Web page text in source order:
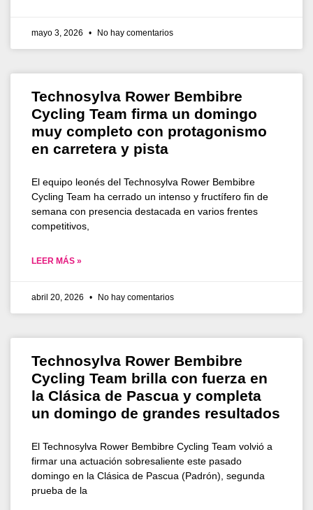
mayo 3, 2026 No hay comentarios
Technosylva Rower Bembibre
Cycling Team firma un domingo
muy completo con protagonismo
en carretera y pista
El equipo leonés del Technosylva Rower Bembibre
Cycling Team ha cerrado un intenso y fructífero fin de
semana con presencia destacada en varios frentes
competitivos,
LEER MÁS »
abril 20, 2026 No hay comentarios
Technosylva Rower Bembibre
Cycling Team brilla con fuerza en
la Clásica de Pascua y completa
un domingo de grandes resultados
El Technosylva Rower Bembibre Cycling Team volvió a
firmar una actuación sobresaliente este pasado
domingo en la Clásica de Pascua (Padrón), segunda
prueba de la